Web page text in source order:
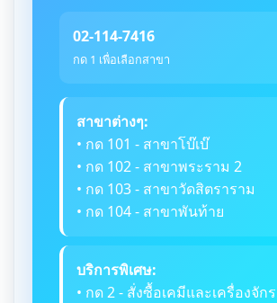
02-114-7416
กด 1 เพื่อเลือกสาขา
สาขาต่างๆ:
• กด 101 - สาขาโบ๊เบ๊
• กด 102 - สาขาพระราม 2
• กด 103 - สาขาวัดสิตราราม
• กด 104 - สาขาพันท้าย
บริการพิเศษ:
• กด 2 - สั่งซื้อเคมีและเครื่องจักร